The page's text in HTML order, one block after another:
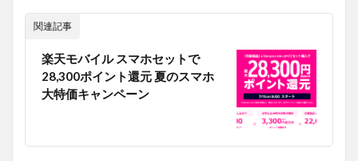
関連記事
楽天モバイル スマホセットで
28,300ポイント還元 夏のスマホ
大特価キャンペーン